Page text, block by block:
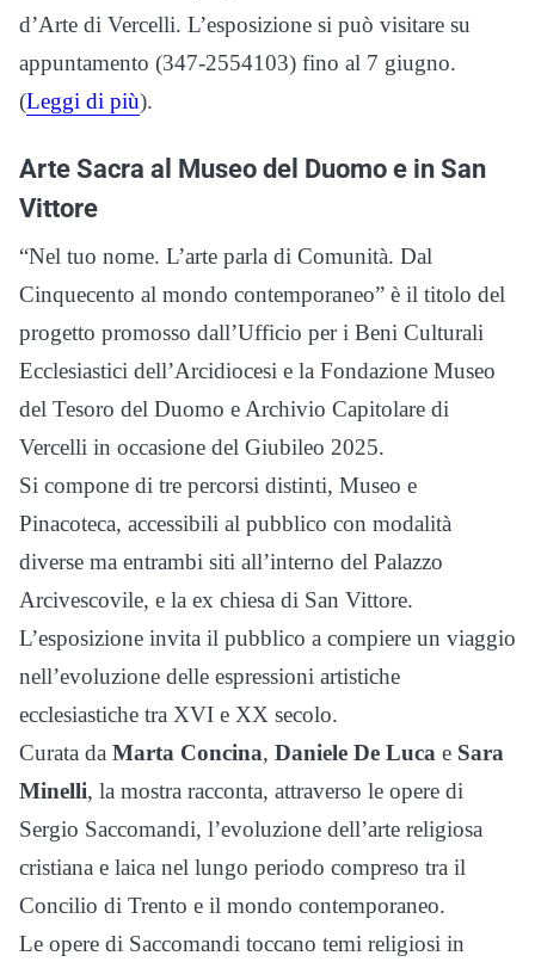
d’Arte di Vercelli. L’esposizione si può visitare su
appuntamento (347-2554103) fino al 7 giugno.
(Leggi di più).
Arte Sacra al Museo del Duomo e in San
Vittore
“Nel tuo nome. L’arte parla di Comunità. Dal
Cinquecento al mondo contemporaneo” è il titolo del
progetto promosso dall’Ufficio per i Beni Culturali
Ecclesiastici dell’Arcidiocesi e la Fondazione Museo
del Tesoro del Duomo e Archivio Capitolare di
Vercelli in occasione del Giubileo 2025.
Si compone di tre percorsi distinti, Museo e
Pinacoteca, accessibili al pubblico con modalità
diverse ma entrambi siti all’interno del Palazzo
Arcivescovile, e la ex chiesa di San Vittore.
L’esposizione invita il pubblico a compiere un viaggio
nell’evoluzione delle espressioni artistiche
ecclesiastiche tra XVI e XX secolo.
Curata da Marta Concina, Daniele De Luca e Sara
Minelli, la mostra racconta, attraverso le opere di
Sergio Saccomandi, l’evoluzione dell’arte religiosa
cristiana e laica nel lungo periodo compreso tra il
Concilio di Trento e il mondo contemporaneo.
Le opere di Saccomandi toccano temi religiosi in